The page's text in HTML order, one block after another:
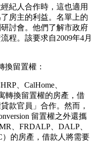
紀人合作時，這也適用
房主的利益。名單上的
討會。他們了解市政府
程。該要求自2009年4月
換留置權：
、CalHome、
轉換留置權的房產，借
款官員」合作。然而，
留置權之外還攜
、FRDALP、DALP、
的房產，借款人將需要